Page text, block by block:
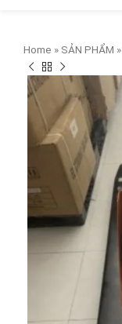
Home » SẢN PHẨM »